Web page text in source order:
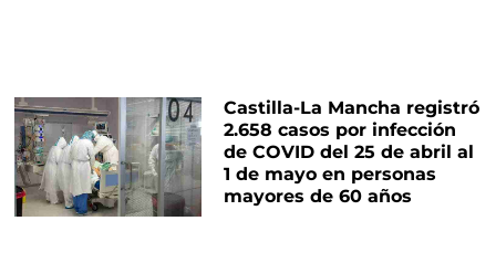
Castilla-La Mancha registró
2.658 casos por infección
de COVID del 25 de abril al
1 de mayo en personas
mayores de 60 años